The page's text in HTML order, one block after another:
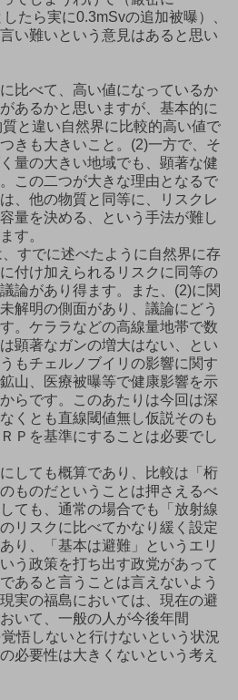
たら実に0.3mSvの追加被曝）、
い難いという意見はあると思い
比べて、高い値になっているか
あるかと思いますが、基本的に
と違い自然界に比較的高い値で
きも大きいこと。(2)一方で、そ
量の大きい地域でも、顕著な健
この二つが大きな理由となるで
、他の物質と同等に、リスクレ
量を決める、という手法が難し
す。
すでに述べたように自然界に存
付け加えられるリスクに同等の
論があり得ます。また、(2)に関
解明の側面があり、議論にどう
。ケララなどの高線量地帯で数
顕著なガンの増大はない、とい
もチェルノブイリの影響に関す
山、医療被曝等で健康影響を示
らです。このあたりは今回は深
くとも直線閾値無し仮説そのも
Ｐを基準にすることは必要でし
しても概算であり、比較は「桁
ものだということは押さえるべ
ても、通常の場合でも「放射線
リスクに比べてかなり緩く設定
り、「基本は避難」というエリ
う政策を打ち出す政党があって
あると言うことは言えないよう
実の福島においては、現在の避
いて、一般の人が今後年間
悟しないと行けないという状況
必要性は大きくないという考え